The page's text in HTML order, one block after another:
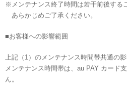
※メンテナンス終了時間は若干前後する
あらかじめご了承ください。
■お客様への影響範囲
上記（1）のメンテナンス時間帯共通の
メンテナンス時間帯は、au PAY カード
ん。